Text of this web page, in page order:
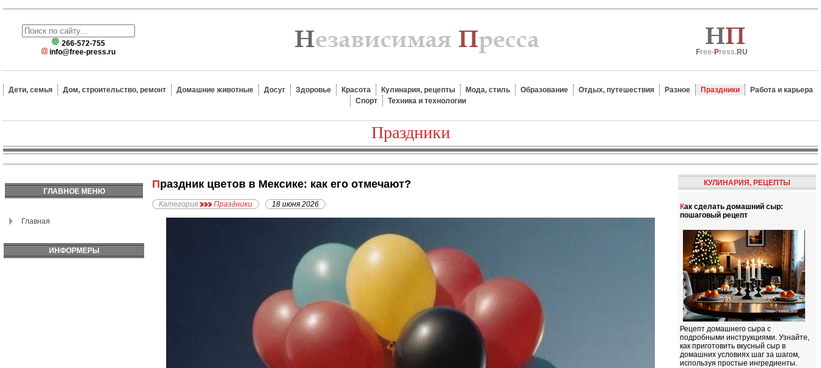
266-572-755
info@free-press.ru
Free-Press.RU
Дети, семья Дом, строительство, ремонт Домашние животные Досуг Здоровье Красота Кулинария, рецепты Мода, стиль Образование Отдых, путешествия Разное Праздники
Работа и карьера
Спорт
Техника и технологии
Праздники
ГЛАВНОЕ МЕНЮ
Главная
ИНФОРМЕРЫ
Праздник цветов в Мексике: как его отмечают?
Категория Праздники 18 июня 2026
КУЛИНАРИЯ, РЕЦЕПТЫ
Как сделать домашний сыр:
пошаговый рецепт
Рецепт домашнего сыра с
подробными инструкциями. Узнайте,
как приготовить вкусный сыр в
домашних условиях шаг за шагом,
используя простые ингредиенты.